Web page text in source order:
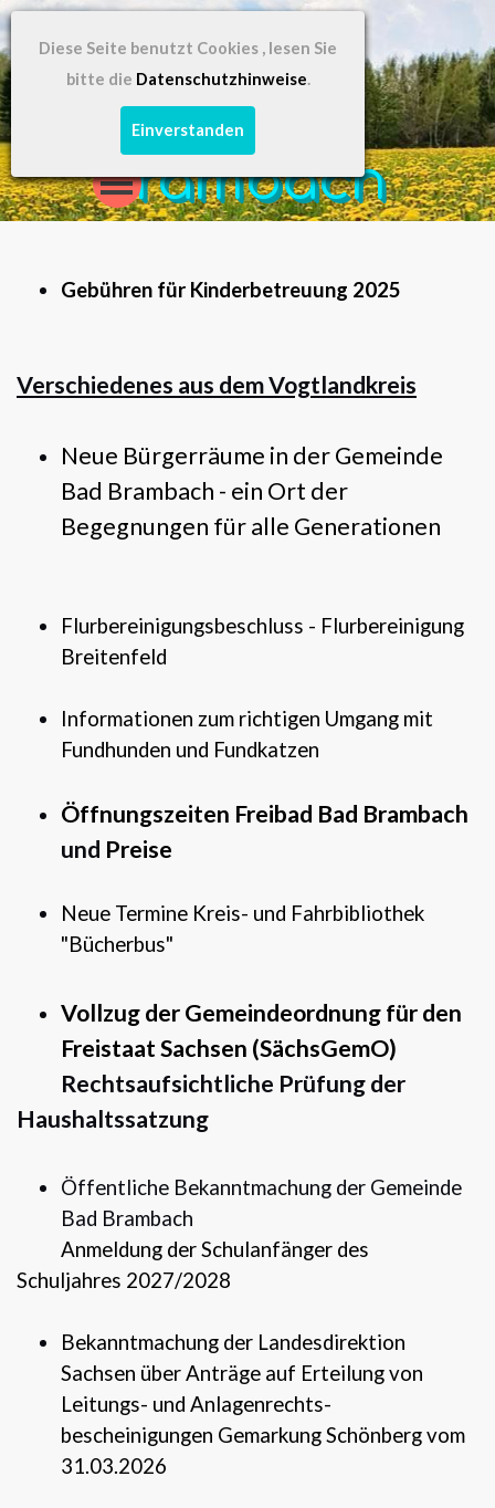
Bad
Brambach
Gebühren für Kinderbetreuung 2025
Verschiedenes aus dem Vogtlandkreis
Neue Bürgerräume in der Gemeinde
Bad Brambach - ein Ort der
Begegnungen für alle Generationen
Flurbereinigungsbeschluss - Flurbereinigung
Breitenfeld
Informationen zum richtigen Umgang mit
Fundhunden und Fundkatzen
Öffnungszeiten Freibad Bad Brambach
und Preise
Neue Termine Kreis- und Fahrbibliothek
"Bücherbus"
Vollzug der Gemeindeordnung für den
Freistaat Sachsen (SächsGemO)
Rechtsaufsichtliche Prüfung der
Haushaltssatzung
Öffentliche Bekanntmachung der Gemeinde
Bad Brambach
Anmeldung der Schulanfänger des
Schuljahres 2027/2028
Bekanntmachung der Landesdirektion
Sachsen über Anträge auf Erteilung von
Leitungs- und Anlagenrechts-
bescheinigungen Gemarkung Schönberg vom
31.03.2026
Diese Seite benutzt Cookies , lesen Sie
bitte die Datenschutzhinweise.
Einverstanden